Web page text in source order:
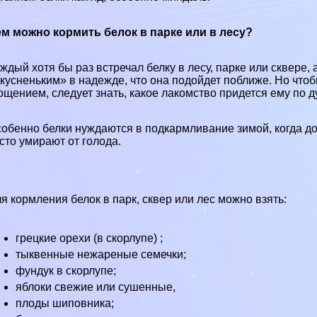
можно кормить белок в парке или в лесу?
хотя бы раз встречал белку в лесу, парке или
в надежде, что она подойдет поближе. Но
следует знать, какое лакомство придется ему по
белки нуждаются в подкармливание зимой, когда
умирают от голода.
кормления белок в парк, сквер или лес можно взять:
грецкие орехи (в скорлупе) ;
тыквенные нежареные семечки;
фундук в скорлупе;
яблоки свежие или сушенные,
плоды шиповника;